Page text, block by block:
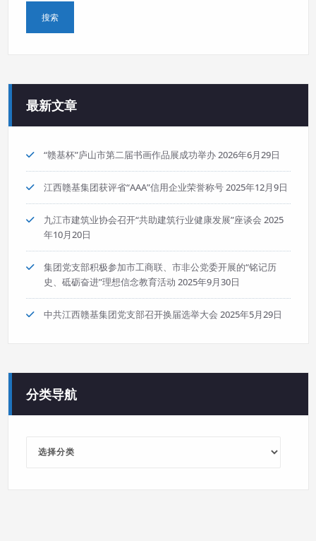
最新文章
“赣基杯”庐山市第二届书画作品展成功举办2026年6月29日
江西赣基集团获评省“AAA”信用企业荣誉称号2025年12月9日
九江市建筑业协会召开“共助建筑行业健康发展”座谈会 2025
年10月20日
集团党支部积极参加市工商联、市非公党委开展的“铭记历
史、砥砺奋进”理想信念教育活动 2025年9月30日
中共江西赣基集团党支部召开换届选举大会 2025年5月29日
分类导航